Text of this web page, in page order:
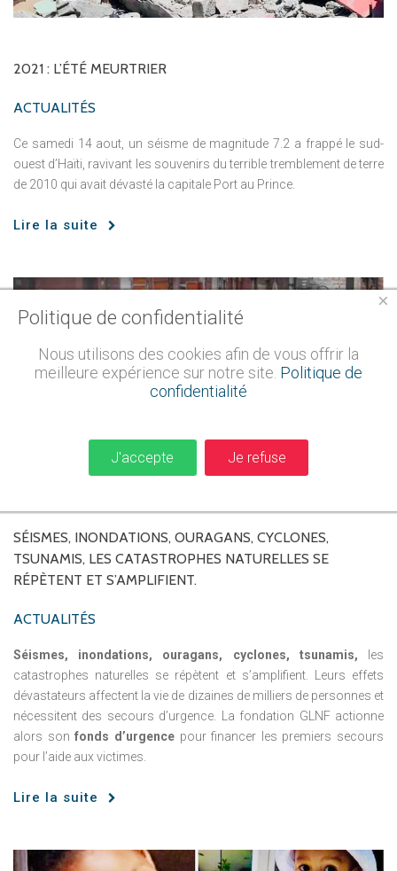
2021 : L’ÉTÉ MEURTRIER
ACTUALITÉS
Ce samedi 14 aout, un séisme de magnitude 7.2 a frappé le sud-
ouest d’Haïti, ravivant les souvenirs du terrible tremblement de terre
de 2010 qui avait dévasté la capitale Port au Prince.
Lire la suite
SÉISMES, INONDATIONS, OURAGANS, CYCLONES,
TSUNAMIS, LES CATASTROPHES NATURELLES SE
RÉPÈTENT ET S’AMPLIFIENT.
ACTUALITÉS
Séismes, inondations, ouragans, cyclones, tsunamis,
les
catastrophes naturelles se répètent et s’amplifient. Leurs effets
dévastateurs affectent la vie de dizaines de milliers de personnes et
nécessitent des secours d’urgence. La fondation GLNF actionne
alors sonfonds d’urgencepour financer les premiers secours
pour l’aide aux victimes.
Lire la suite
×
Politique de confidentialité
Nous utilisons des cookies afin de vous offrir la
meilleure expérience sur notre site. Politique de
confidentialité
J'accepte Je refuse